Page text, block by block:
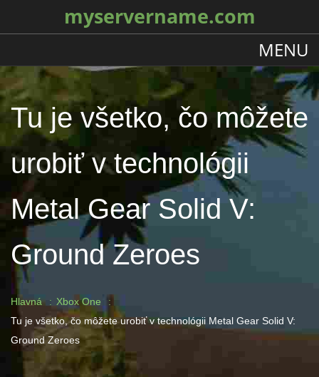
myservername.com
MENU
Tu je všetko, čo môžete
urobiť v technológii
Metal Gear Solid V:
Ground Zeroes
Hlavná
Xbox One
Tu je všetko, čo môžete urobiť v technológii Metal Gear Solid V:
Ground Zeroes